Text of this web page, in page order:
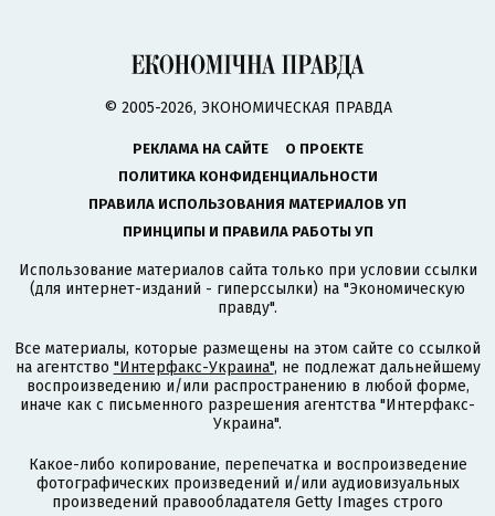
© 2005-2026, ЭКОНОМИЧЕСКАЯ ПРАВДА
РЕКЛАМА НА САЙТЕ
О ПРОЕКТЕ
ПОЛИТИКА КОНФИДЕНЦИАЛЬНОСТИ
ПРАВИЛА ИСПОЛЬЗОВАНИЯ МАТЕРИАЛОВ УП
ПРИНЦИПЫ И ПРАВИЛА РАБОТЫ УП
Использование материалов сайта только при условии ссылки
(для интернет-изданий - гиперссылки) на "Экономическую
правду".
Все материалы, которые размещены на этом сайте со ссылкой
на агентство "Интерфакс-Украина", не подлежат дальнейшему
воспроизведению и/или распространению в любой форме,
иначе как с письменного разрешения агентства "Интерфакс-
Украина".
Какое-либо копирование, перепечатка и воспроизведение
фотографических произведений и/или аудиовизуальных
произведений правообладателя Getty Images строго